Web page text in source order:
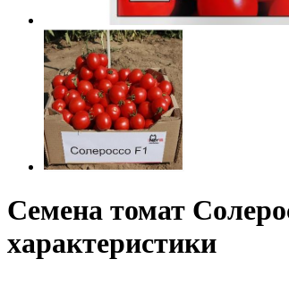
Семена томат
характеристики